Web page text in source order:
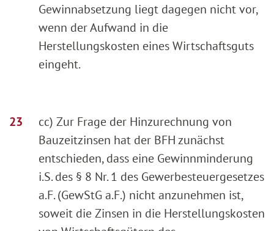
Gewinnabsetzung liegt dagegen nicht vor,
wenn der Aufwand in die
Herstellungskosten eines Wirtschaftsguts
eingeht.
cc) Zur Frage der Hinzurechnung von
Bauzeitzinsen hat der BFH zunächst
entschieden, dass eine Gewinnminderung
i.S. des § 8 Nr. 1 des Gewerbesteuergesetzes
a.F. (GewStG a.F.) nicht anzunehmen ist,
soweit die Zinsen in die Herstellungskosten